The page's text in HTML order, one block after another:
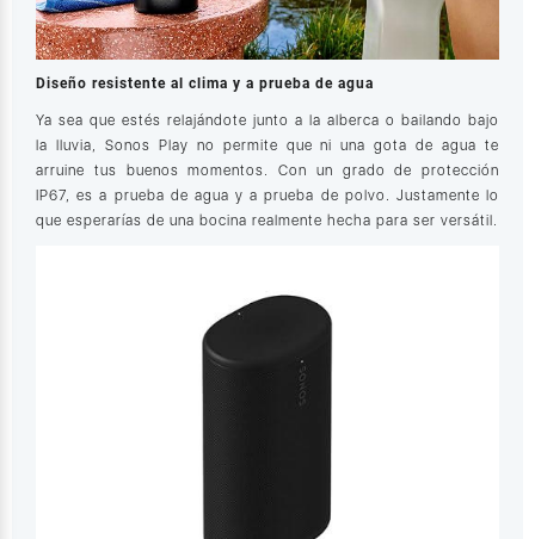
Diseño resistente al clima y a prueba de agua
Ya sea que estés relajándote junto a la alberca o bailando bajo
la lluvia, Sonos Play no permite que ni una gota de agua te
arruine tus buenos momentos. Con un grado de protección
IP67, es a prueba de agua y a prueba de polvo. Justamente lo
que esperarías de una bocina realmente hecha para ser versátil.